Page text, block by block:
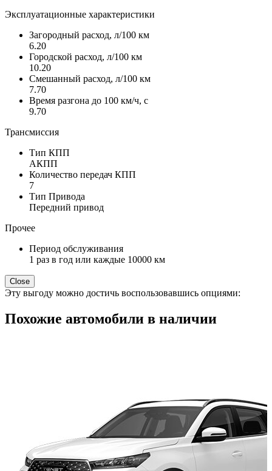
Эксплуатационные характеристики
Загородный расход, л/100 км
6.20
Городской расход, л/100 км
10.20
Смешанный расход, л/100 км
7.70
Время разгона до 100 км/ч, с
9.70
Трансмиссия
Тип КПП
АКПП
Количество передач КПП
7
Тип Привода
Передний привод
Прочее
Период обслуживания
1 раз в год или каждые 10000 км
Close
Эту выгоду можно достичь воспользовавшись опциями:
Похожие автомобили в наличии